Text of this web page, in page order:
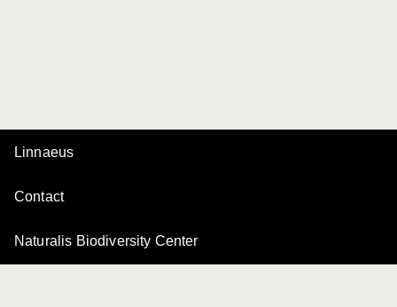
Linnaeus
Contact
Naturalis Biodiversity Center